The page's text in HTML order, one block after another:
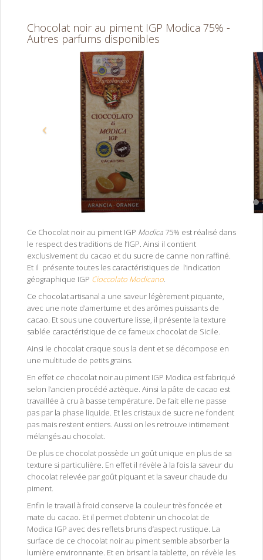
Chocolat noir au piment IGP Modica 75% -
Autres parfums disponibles
Ce Chocolat noir au piment IGP Modica 75% est réalisé dans
le respect des traditions de l’IGP. Ainsi il contient
exclusivement du cacao et du sucre de canne non raffiné.
Et il présente toutes les caractéristiques de l’indication
géographique IGP Cioccolato Modicano.
Ce chocolat artisanal a une saveur légèrement piquante,
avec une note d’amertume et des arômes puissants de
cacao. Et sous une couverture lisse, il présente la texture
sablée caractéristique de ce fameux chocolat de Sicile.
Ainsi le chocolat craque sous la dent et se décompose en
une multitude de petits grains.
En effet ce chocolat noir au piment IGP Modica est fabriqué
selon l’ancien procédé aztèque. Ainsi la pâte de cacao est
travaillée à cru à basse température. De fait elle ne passe
pas par la phase liquide. Et les cristaux de sucre ne fondent
pas mais restent entiers. Aussi on les retrouve intimement
mélangés au chocolat.
De plus ce chocolat possède un goût unique en plus de sa
texture si particulière. En effet il révèle à la fois la saveur du
chocolat relevée par goût piquant et la saveur chaude du
piment.
Enfin le travail à froid conserve la couleur très foncée et
mate du cacao. Et il permet d’obtenir un chocolat de
Modica IGP avec des reflets bruns d’aspect rustique. La
surface de ce chocolat noir au piment semble absorber la
lumière environnante. Et en brisant la tablette, on révèle les